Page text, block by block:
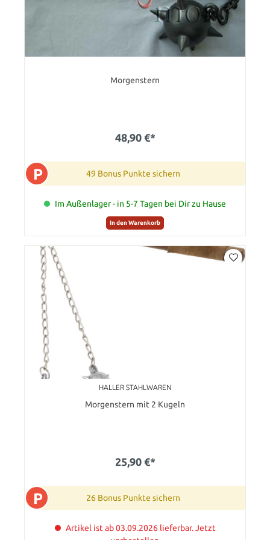
Morgenstern
48,90 €*
P 49 Bonus Punkte sichern
Im Außenlager - in 5-7 Tagen bei Dir zu Hause
In den Warenkorb
HALLER STAHLWAREN
Morgenstern mit 2 Kugeln
25,90 €*
P 26 Bonus Punkte sichern
Artikel ist ab 03.09.2026 lieferbar. Jetzt